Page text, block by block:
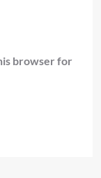
browser for